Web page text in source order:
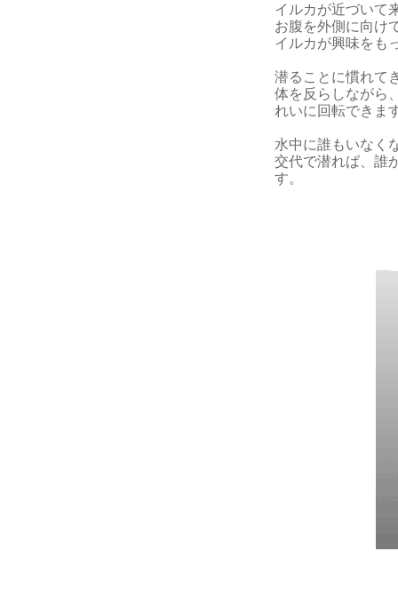
イルカが近づいて
お腹を外側に向け
イルカが興味をも
潜ることに慣れて
体を反らしながら
れいに回転できま
水中に誰もいなく
交代で潜れば、誰
す。